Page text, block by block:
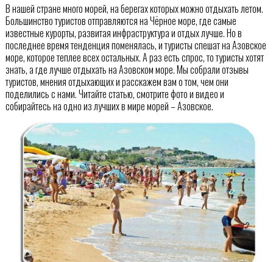
В нашей стране много морей, на берегах которых можно отдыхать летом.
Большинство туристов отправляются на Чёрное море, где самые
известные курорты, развитая инфраструктура и отдых лучше. Но в
последнее время тенденция поменялась, и туристы спешат на Азовское
море, которое теплее всех остальных. А раз есть спрос, то туристы хотят
знать, а где лучше отдыхать на Азовском море. Мы собрали отзывы
туристов, мнения отдыхающих и расскажем вам о том, чем они
поделились с нами. Читайте статью, смотрите фото и видео и
собирайтесь на одно из лучших в мире морей – Азовское.